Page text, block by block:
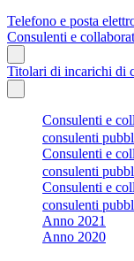
Telefono e posta
Consulenti e
Titolari di incarichi di
Consulenti e
consulenti
Consulenti e
consulenti
Consulenti e
consulenti
Anno 2021
Anno 2020